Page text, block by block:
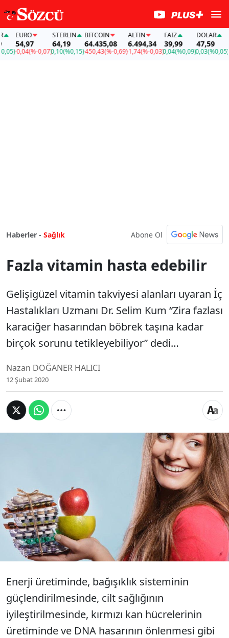
EURO
54,97
-0,04(%-0,07)
STERLIN
64,19
0,10(%0,15)
BITCOIN
64.435,08
-450,43(%-0,69)
ALTIN
6.494,34
-1,74(%-0,03)
FAİZ
39,99
0,04(%0,09)
DOLAR
47,59
0,03(%0,05)-
Haberler - Sağlık Abone Ol
Fazla vitamin hasta edebilir
Gelişigüzel vitamin takviyesi alanları uyaran İç
Hastalıkları Uzmanı Dr. Selim Kum “Zira fazlası
karaciğer hasarından böbrek taşına kadar
birçok sorunu tetikleyebiliyor” dedi…
Nazan DOĞANER HALICI
12 Şubat 2020
Gelişigüzel vitamin takviyesi alanları uyaran
İç Hastalıkları Uzmanı Dr. Selim Kum “Zira
fazlası karaciğer hasarından böbrek taşına
kadar birçok sorunu tetikleyebiliyor” dedi…
Enerji üretiminde, bağışıklık sisteminin
güçlendirilmesinde, cilt sağlığının
iyileştirilmesinde, kırmızı kan hücrelerinin
üretiminde ve DNA hasarının önlenmesi gibi